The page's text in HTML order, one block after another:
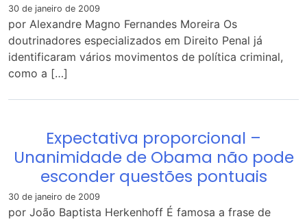
30 de janeiro de 2009
por Alexandre Magno Fernandes Moreira Os
doutrinadores especializados em Direito Penal já
identificaram vários movimentos de política criminal,
como a […]
Expectativa proporcional –
Unanimidade de Obama não pode
esconder questões pontuais
30 de janeiro de 2009
por João Baptista Herkenhoff É famosa a frase de